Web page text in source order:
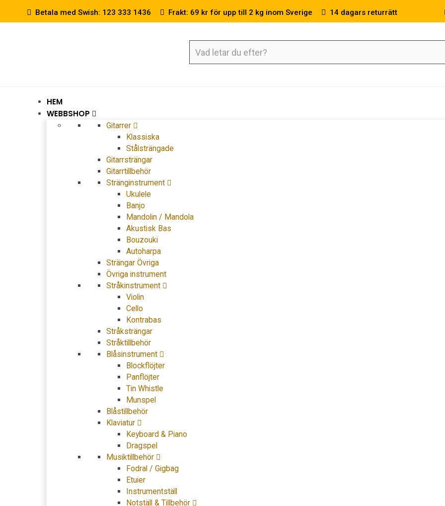
Betala med Swish: 123 333 1436 Frakt: 69 kr för upp till 2 kg inom Sverige 14 dagars returrätt
HEM
WEBBSHOP
Gitarrer
Klassiska
Stålsträngade
Gitarrsträngar
Gitarrtillbehör
Stränginstrument
Ukulele
Banjo
Mandolin / Mandola
Akustisk Bas
Bouzouki
Autoharpa
Strängar Övriga
Övriga instrument
Stråkinstrument
Violin
Cello
Kontrabas
Stråksträngar
Stråktillbehör
Blåsinstrument
Blockflöjter
Panflöjter
Tin Whistle
Munspel
Blåstillbehör
Klaviatur
Keyboard & Piano
Dragspel
Musiktillbehör
Fodral / Gigbag
Etuier
Instrumentställ
Notställ & Tillbehör